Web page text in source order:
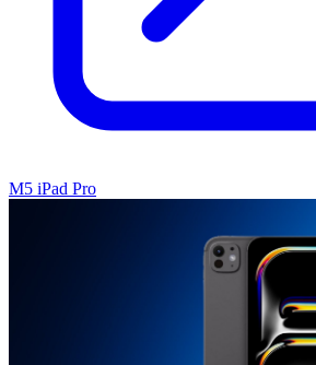
M5 iPad Pro